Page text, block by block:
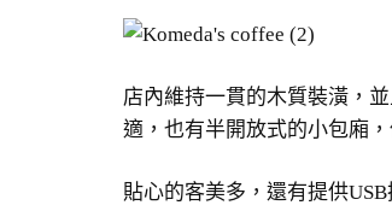
店內維持一貫的木質裝潢，
適，也有半開放式的小包廂，
貼心的客美多，還有提供USB